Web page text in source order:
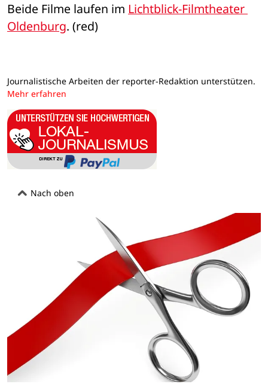
Beide Filme laufen im Lichtblick-Filmtheater
Oldenburg. (red)
Journalistische Arbeiten der reporter-Redaktion unterstützen.
Mehr erfahren
Nach oben